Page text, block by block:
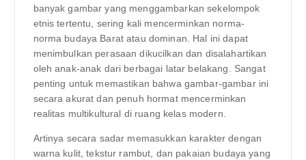
banyak gambar yang menggambarkan sekelompok
etnis tertentu, sering kali mencerminkan norma-
norma budaya Barat atau dominan. Hal ini dapat
menimbulkan perasaan dikucilkan dan disalahartikan
oleh anak-anak dari berbagai latar belakang. Sangat
penting untuk memastikan bahwa gambar-gambar ini
secara akurat dan penuh hormat mencerminkan
realitas multikultural di ruang kelas modern.
Artinya secara sadar memasukkan karakter dengan
warna kulit, tekstur rambut, dan pakaian budaya yang